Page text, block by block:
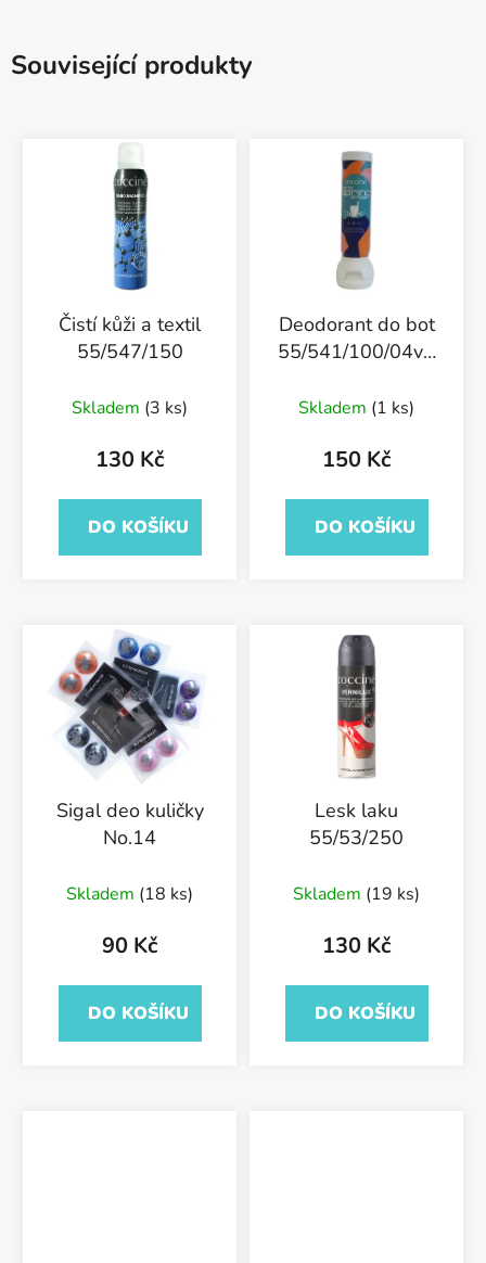
Související produkty
Čistí kůži a textil
55/547/150
Skladem (3 ks)
130 Kč
DO KOŠÍKU
Deodorant do bot
55/541/100/04v1
Skladem (1 ks)
150 Kč
DO KOŠÍKU
Sigal deo kuličky
No.14
Skladem (18 ks)
90 Kč
DO KOŠÍKU
Lesk laku
55/53/250
Skladem (19 ks)
130 Kč
DO KOŠÍKU